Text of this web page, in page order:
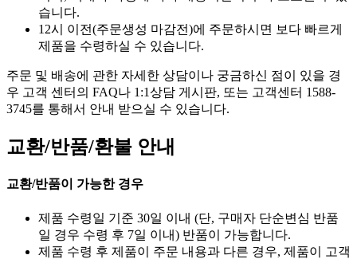
습니다.
12시 이전(주문생성 마감전)에 주문하시면 보다 빠르게
제품을 수령하실 수 있습니다.
주문 및 배송에 관한 자세한 상담이나 궁금하신 점이 있을 경
우 고객 센터의 FAQ나 1:1상담 게시판, 또는 고객센터 1588-
3745를 통해서 안내 받으실 수 있습니다.
교환/반품/환불 안내
교환/반품이 가능한 경우
제품 수령일 기준 30일 이내 (단, 구매자 단순변심 반품
일 경우 수령 후 7일 이내) 반품이 가능합니다.
제품 수령 후 제품이 주문 내용과 다른 경우, 제품이 고객